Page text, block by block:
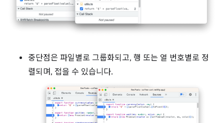
중단점은 파일별로 그룹화되고, 행 또는 열 번호별로 정
렬되며, 접을 수 있습니다.